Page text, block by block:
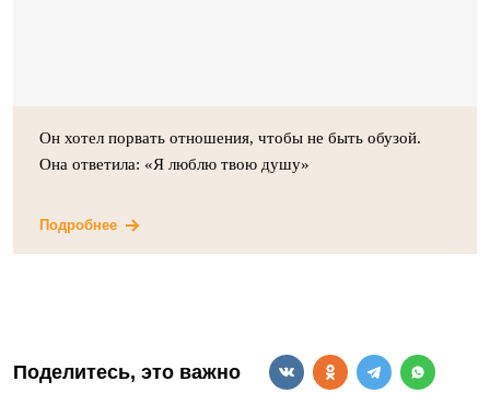
Он хотел порвать отношения, чтобы не быть обузой.
Она ответила: «Я люблю твою душу»
Подробнее
Поделитесь, это важно